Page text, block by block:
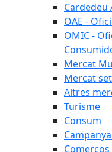
Cardedeu
OAE -
OMIC -
Mercat
Mercat
Altres
Turisme
Consum